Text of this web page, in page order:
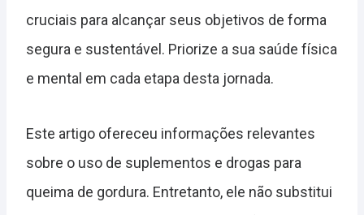
cruciais para alcançar seus objetivos de forma
segura e sustentável. Priorize a sua saúde física
e mental em cada etapa desta jornada.
Este artigo ofereceu informações relevantes
sobre o uso de suplementos e drogas para
queima de gordura. Entretanto, ele não substitui